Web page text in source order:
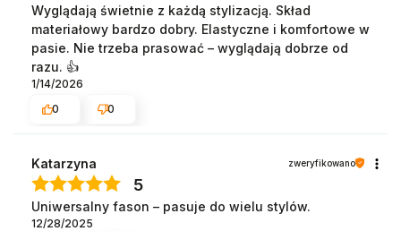
Wyglądają świetnie z każdą stylizacją. Skład
materiałowy bardzo dobry. Elastyczne i komfortowe w
pasie. Nie trzeba prasować – wyglądają dobrze od
razu. 👍️
1/14/2026
0
0
Katarzyna zweryfikowano
5
Uniwersalny fason – pasuje do wielu stylów.
12/28/2025